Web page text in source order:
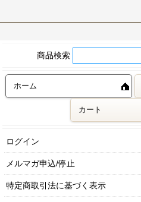
商品検索
ホーム
カート
ログイン
メルマガ申込/停止
特定商取引法に基づく表示